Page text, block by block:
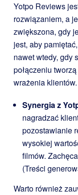
Yotpo Reviews
rozwiązaniem, a
zwiększona, gdy
jest, aby
nawet wtedy, gdy
połączeniu
wrażenia klientów.
Synergia z
nagradzać
pozostawianie
wysokiej
filmów.
(Treści
Warto również